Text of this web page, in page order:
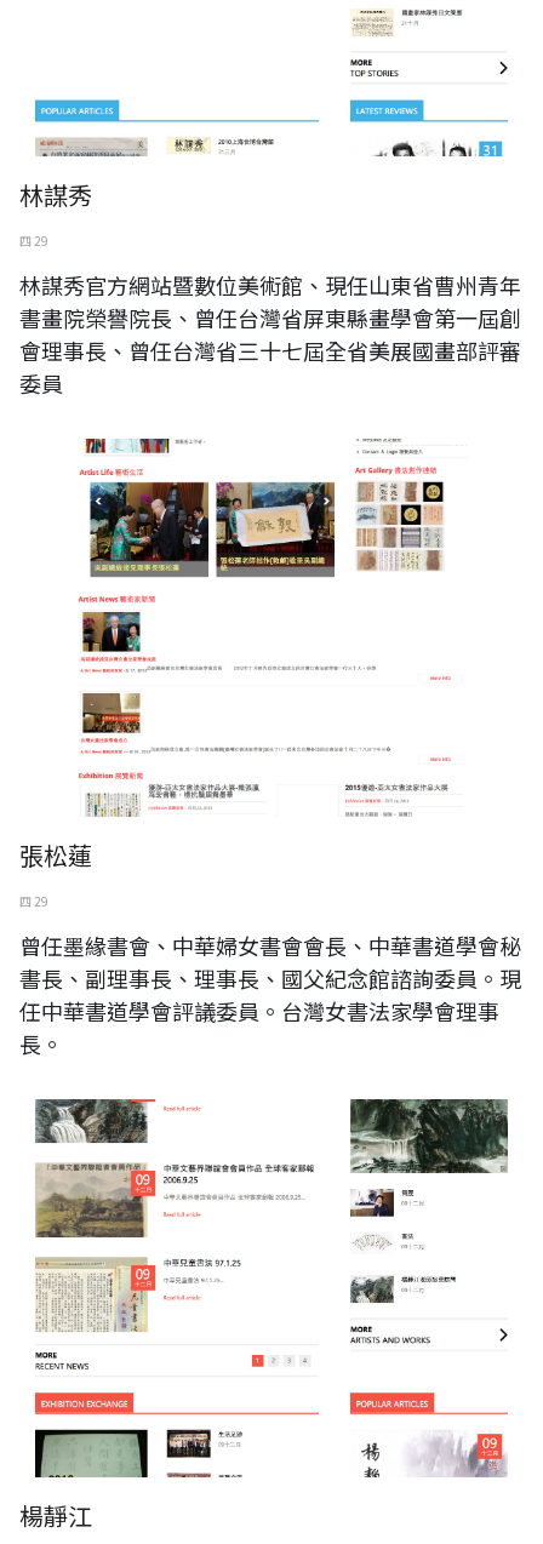
林謀秀
四 29
林謀秀官方網站暨數位美術館、現任山東省曹州青年
書畫院榮譽院長、曾任台灣省屏東縣畫學會第一屆創
會理事長、曾任台灣省三十七屆全省美展國畫部評審
委員
張松蓮
四 29
曾任墨緣書會、中華婦女書會會長、中華書道學會秘
書長、副理事長、理事長、國父紀念館諮詢委員。現
任中華書道學會評議委員。台灣女書法家學會理事
長。
楊靜江